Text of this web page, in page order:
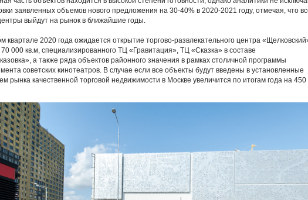
заявленных объемов нового предложения на 30-40% в 2020-2021 году, отмечая, что
выйдут на рынок в ближайшие годы.
квартале 2020 года ожидается открытие торгово-развлекательного центра
000 кв.м, специализированного ТЦ «Гравитация», ТЦ «Сказка» в составе
а также ряда объектов районного значения в рамках столичной программы
советских кинотеатров. В случае если все объекты будут введены в установленные
рынка качественной торговой недвижимости в Москве увеличится по итогам года на 450